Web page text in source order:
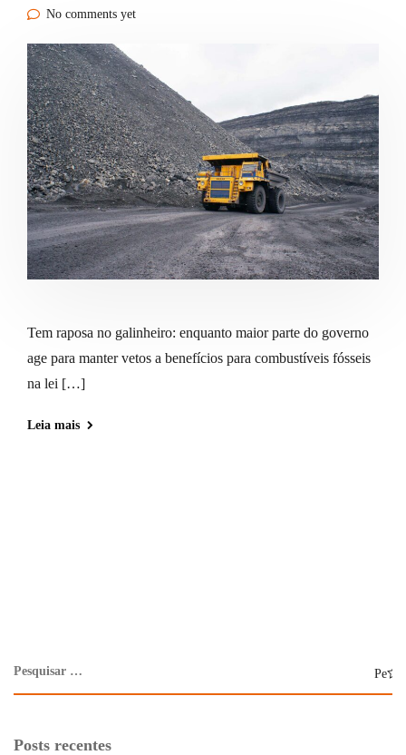
No comments yet
Tem raposa no galinheiro: enquanto maior parte do governo
age para manter vetos a benefícios para combustíveis fósseis
na lei […]
Leia mais
Posts recentes